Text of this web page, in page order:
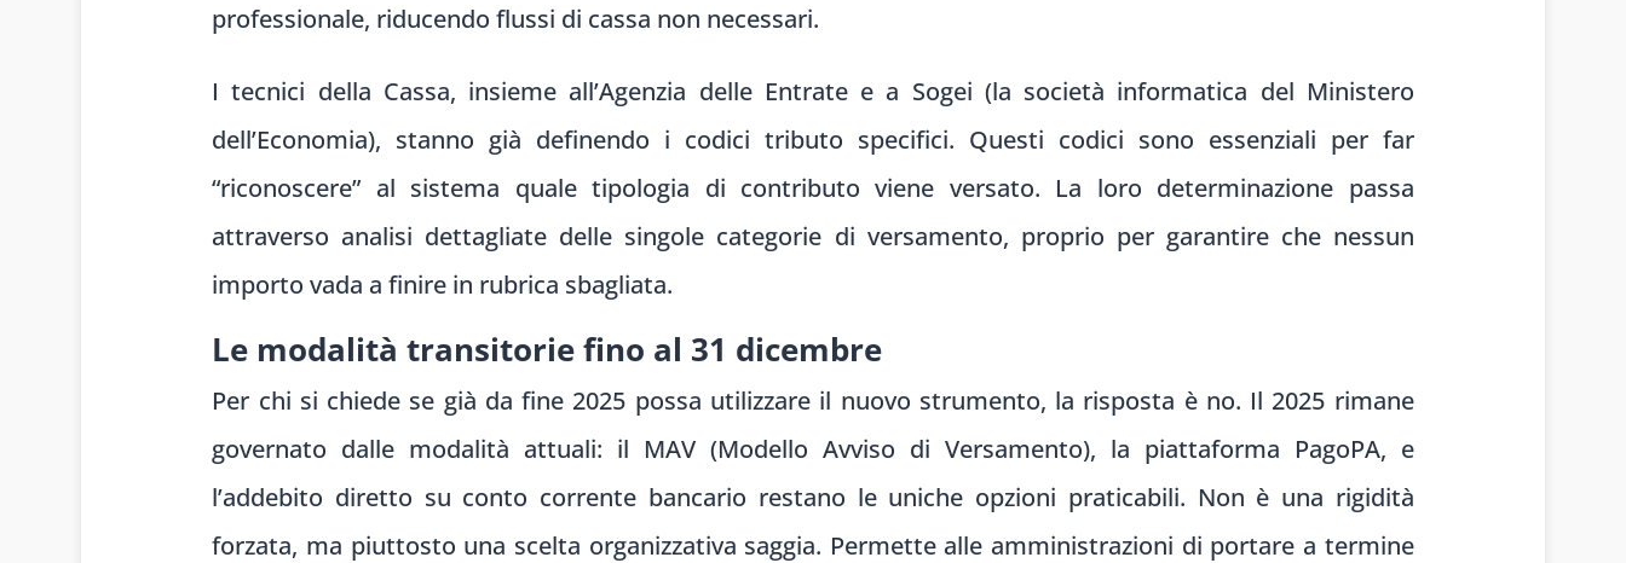
professionale, riducendo flussi di cassa non necessari.
I tecnici della Cassa, insieme all’Agenzia delle Entrate e a Sogei (la società informatica del Ministero
dell’Economia), stanno già definendo i codici tributo specifici. Questi codici sono essenziali per far
“riconoscere” al sistema quale tipologia di contributo viene versato. La loro determinazione passa
attraverso analisi dettagliate delle singole categorie di versamento, proprio per garantire che nessun
importo vada a finire in rubrica sbagliata.
Le modalità transitorie fino al 31 dicembre
Per chi si chiede se già da fine 2025 possa utilizzare il nuovo strumento, la risposta è no. Il 2025 rimane
governato dalle modalità attuali: il MAV (Modello Avviso di Versamento), la piattaforma PagoPA, e
l’addebito diretto su conto corrente bancario restano le uniche opzioni praticabili. Non è una rigidità
forzata, ma piuttosto una scelta organizzativa saggia. Permette alle amministrazioni di portare a termine